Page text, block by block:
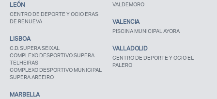
LEÓN
CENTRO DE DEPORTE Y OCIO ERAS
DE RENUEVA
LISBOA
C.D. SUPERA SEIXAL
COMPLEXO DESPORTIVO SUPERA
TELHEIRAS
COMPLEXO DESPORTIVO MUNICIPAL
SUPERA AREEIRO
MARBELLA
VALDEMORO
VALENCIA
PISCINA MUNICIPAL AYORA
VALLADOLID
CENTRO DE DEPORTE Y OCIO EL
PALERO